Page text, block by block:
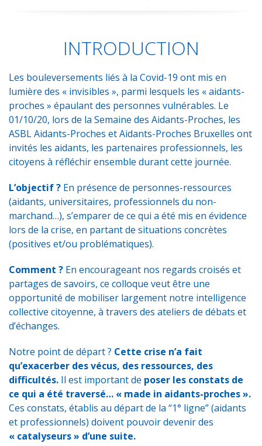
INTRODUCTION
Les bouleversements liés à la Covid-19 ont mis en
lumière des « invisibles », parmi lesquels les « aidants-
proches » épaulant des personnes vulnérables. Le
01/10/20, lors de la Semaine des Aidants-Proches, les
ASBL Aidants-Proches et Aidants-Proches Bruxelles ont
invités les aidants, les partenaires professionnels, les
citoyens à réfléchir ensemble durant cette journée.
L’objectif ? En présence de personnes-ressources
(aidants, universitaires, professionnels du non-
marchand…), s’emparer de ce qui a été mis en évidence
lors de la crise, en partant de situations concrètes
(positives et/ou problématiques).
Comment ? En encourageant nos regards croisés et
partages de savoirs, ce colloque veut être une
opportunité de mobiliser largement notre intelligence
collective citoyenne, à travers des ateliers de débats et
d’échanges.
Notre point de départ ? Cette crise n’a fait
qu’exacerber des vécus, des ressources, des
difficultés. Il est important de poser les constats de
ce qui a été traversé… « made in aidants-proches ».
Ces constats, établis au départ de la “1° ligne” (aidants
et professionnels) doivent pouvoir devenir des
« catalyseurs » d’une suite.